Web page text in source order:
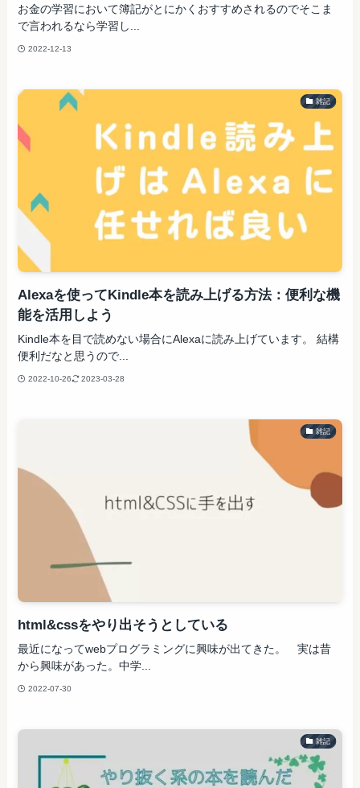
お金の学習において簿記がとにかくおすすめされるのでそこま
で言われるなら学習し...
2022-12-13
雑記
Alexaを使ってKindle本を読み上げる方法：便利な機
能を活用しよう
Kindle本を目で読めない場合にAlexaに読み上げています。 結構
便利だなと思うので...
2022-10-26 2023-03-28
雑記
html&cssをやり出そうとしている
最近になってwebプログラミングに興味が出てきた。 実は昔
から興味があった。中学...
2022-07-30
雑記